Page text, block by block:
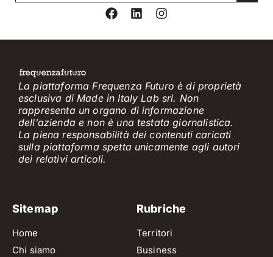
La piattaforma Frequenza Futuro è di proprietà
esclusiva di Made in Italy Lab srl. Non
rappresenta un organo di informazione
dell’azienda e non è una testata giornalistica.
La piena responsabilità dei contenuti caricati
sulla piattaforma spetta unicamente agli autori
dei relativiarticoli.
Sitemap
Home
Chi siamo
Rubriche
Territori
Business